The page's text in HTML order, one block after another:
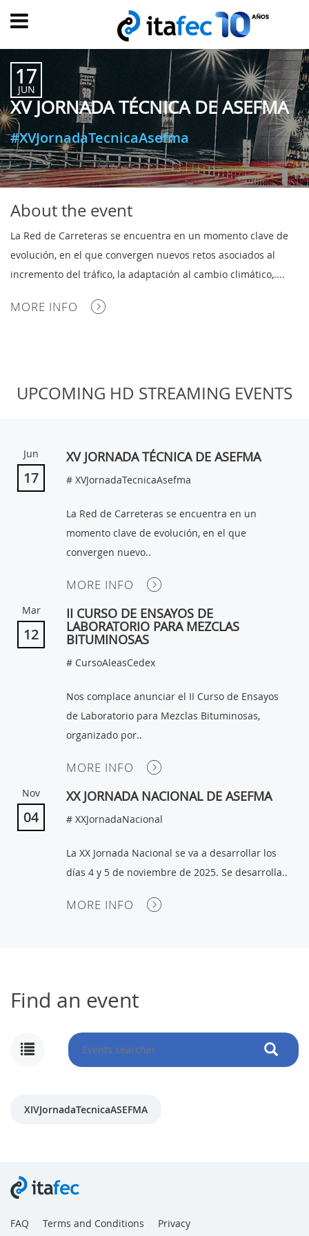
Main
HOME
EVOLUTION
EVENTS
WATCH
NOW
DIGITAL
TRANSFORMATION
EXPERIENCE
ACCOUNT
BLOG
CLUB
Share:
17
JUN
XV JORNADA TÉCNICA DE ASEFMA
#XVJornadaTecnicaAsefma
About the event
La Red de Carreteras se encuentra en un momento clave de
evolución, en el que convergen nuevos retos asociados al
incremento del tráfico, la adaptación al cambio climático,....
MORE INFO
UPCOMING HD STREAMING EVENTS
Jun
17
XV JORNADA TÉCNICA DE ASEFMA
# XVJornadaTecnicaAsefma
La Red de Carreteras se encuentra en un
momento clave de evolución, en el que
convergen nuevo..
MORE INFO
Mar
12
II CURSO DE ENSAYOS DE
LABORATORIO PARA MEZCLAS
BITUMINOSAS
# CursoAleasCedex
Nos complace anunciar el II Curso de Ensayos
de Laboratorio para Mezclas Bituminosas,
organizado por..
MORE INFO
Nov
04
XX JORNADA NACIONAL DE ASEFMA
# XXJornadaNacional
La XX Jornada Nacional se va a desarrollar los
días 4 y 5 de noviembre de 2025. Se desarrolla..
MORE INFO
Find an event
XIVJornadaTecnicaASEFMA
FAQ Terms and Conditions Privacy